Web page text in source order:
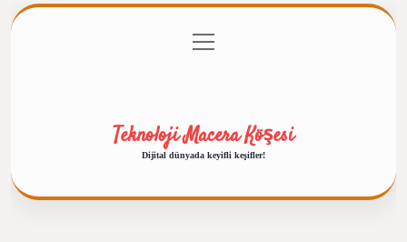
Gizlilik Politikası
menüyü
aç
Teknoloji Macera Köşesi
Dijital dünyada keyifli keşifler!